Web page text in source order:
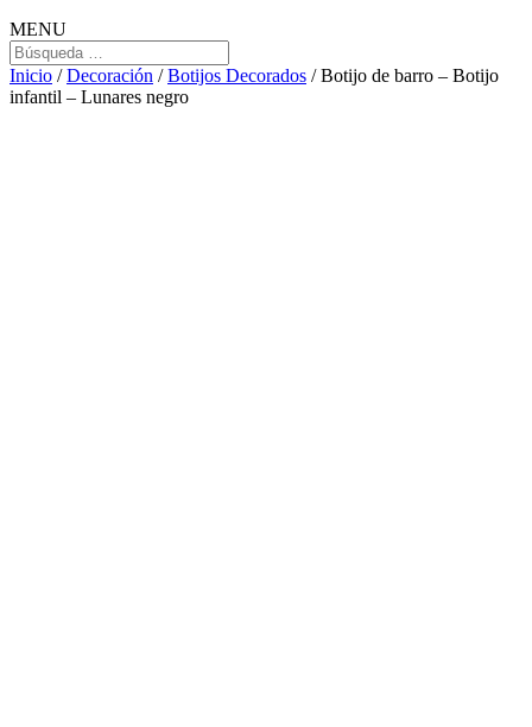
MENU
Inicio /Decoración /Botijos Decorados / Botijo de barro – Botijo
infantil – Lunares negro